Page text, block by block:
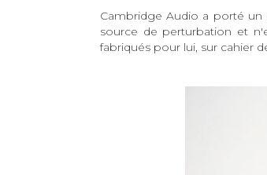
Cambridge Audio a porté
source de perturbation et
fabriqués pour lui, sur cahier